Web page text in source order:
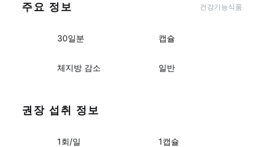
주요 정보 건강기능식품
30일분 캡슐
체지방 감소 일반
권장 섭취 정보
1회/일 1캡슐